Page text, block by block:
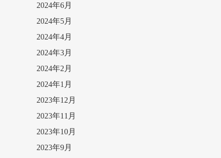
2024年6月
2024年5月
2024年4月
2024年3月
2024年2月
2024年1月
2023年12月
2023年11月
2023年10月
2023年9月